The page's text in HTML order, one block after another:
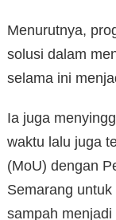
Menurutnya,
solusi dalam
selama ini
Ia juga
waktu lalu juga
(MoU) dengan
Semarang
sampah